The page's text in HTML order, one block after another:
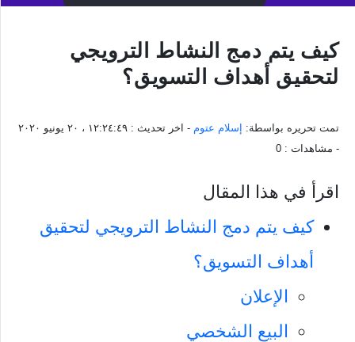
كيف يتم دمج النشاط الترويجي
لتحقيق أهداف التسويق؟
تمت تحريره بواسطة: إسلام عتوم - اخر تحديث : ١٢:٢٤:٤٩ ، ٢٠ يونيو ٢٠٢٠
- مشاهدات : 0
اقرأ في هذا المقال
كيف يتم دمج النشاط الترويجي لتحقيق
أهداف التسويق؟
الإعلان
البيع الشخصي